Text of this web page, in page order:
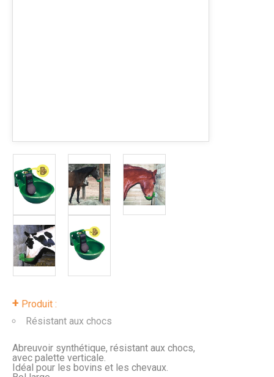
+ Produit :
Résistant aux chocs
Abreuvoir synthétique, résistant aux chocs,
avec palette verticale.
Idéal pour les bovins et les chevaux.